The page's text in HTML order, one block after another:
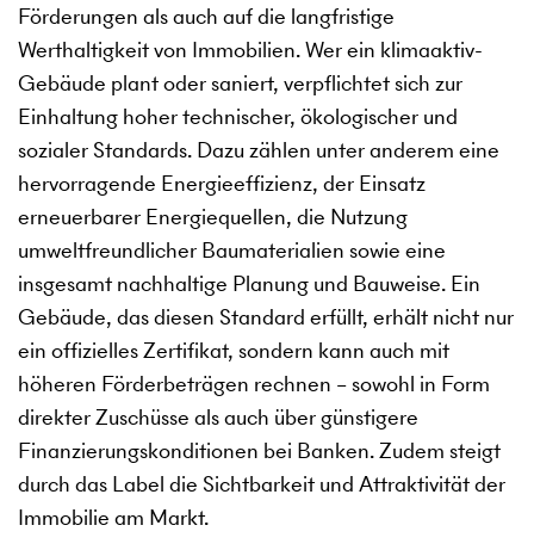
Förderungen als auch auf die langfristige
Werthaltigkeit von Immobilien. Wer ein klimaaktiv-
Gebäude plant oder saniert, verpflichtet sich zur
Einhaltung hoher technischer, ökologischer und
sozialer Standards. Dazu zählen unter anderem eine
hervorragende Energieeffizienz, der Einsatz
erneuerbarer Energiequellen, die Nutzung
umweltfreundlicher Baumaterialien sowie eine
insgesamt nachhaltige Planung und Bauweise. Ein
Gebäude, das diesen Standard erfüllt, erhält nicht nur
ein offizielles Zertifikat, sondern kann auch mit
höheren Förderbeträgen rechnen – sowohl in Form
direkter Zuschüsse als auch über günstigere
Finanzierungskonditionen bei Banken. Zudem steigt
durch das Label die Sichtbarkeit und Attraktivität der
Immobilie am Markt.